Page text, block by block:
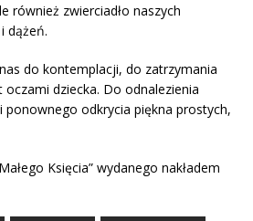
również zwierciadło naszych
dążeń.
nas do kontemplacji, do zatrzymania
dziecka. Do odnalezienia
odkrycia piękna prostych,
Księcia” wydanego nakładem